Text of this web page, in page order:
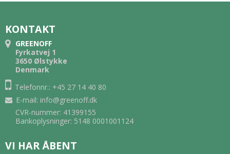
KONTAKT
GREENOFF
Fyrkatvej 1
3650 Ølstykke
Denmark
Telefonnr.: +45 27 14 40 80
E-mail: info@greenoff.dk
CVR-nummer: 41399155
Bankoplysninger: 5148 0001001124
VI HAR ÅBENT